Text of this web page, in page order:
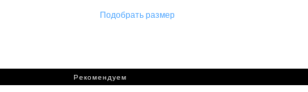
Подобрать размер
Рекомендуем